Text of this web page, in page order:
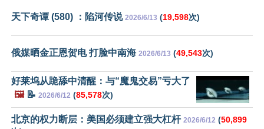
天下奇谭 (580) ：陷河传说 2026/6/13 (19,598次)
俄媒晒金正恩贺电 打脸中南海 2026/6/13 (49,543次)
好莱坞从跪舔中清醒：与“魔鬼交易”亏大了
🖼️📝 2026/6/12 (85,578次)
北京的权力断层：美国必须建立强大杠杆 2026/6/12 (50,899